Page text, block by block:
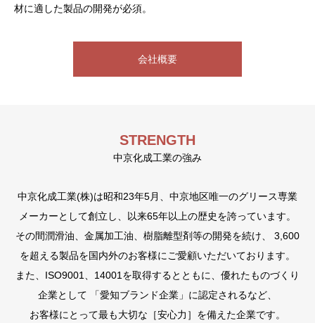
材に適した製品の開発が必須。
会社概要
培ってきた私たちのチカラが活きています。
沿革
1999年にISO9001を取得し、品質保証を一層強化しました。徹
STRENGTH
中京化成工業の強み
中京化成工業(株)は昭和23年5月、中京地区唯一のグリース専業
メーカーとして創立し、以来65年以上の歴史を誇っています。
その間潤滑油、金属加工油、樹脂離型剤等の開発を続け、 3,600
を超える製品を国内外のお客様にご愛顧いただいております。
また、ISO9001、14001を取得するとともに、優れたものづくり
企業として 「愛知ブランド企業」に認定されるなど、
お客様にとって最も大切な［安心力］を備えた企業です。